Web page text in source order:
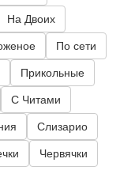
На Двоих
По сети
Прикольные
С Читами
Слизарио
Червячки